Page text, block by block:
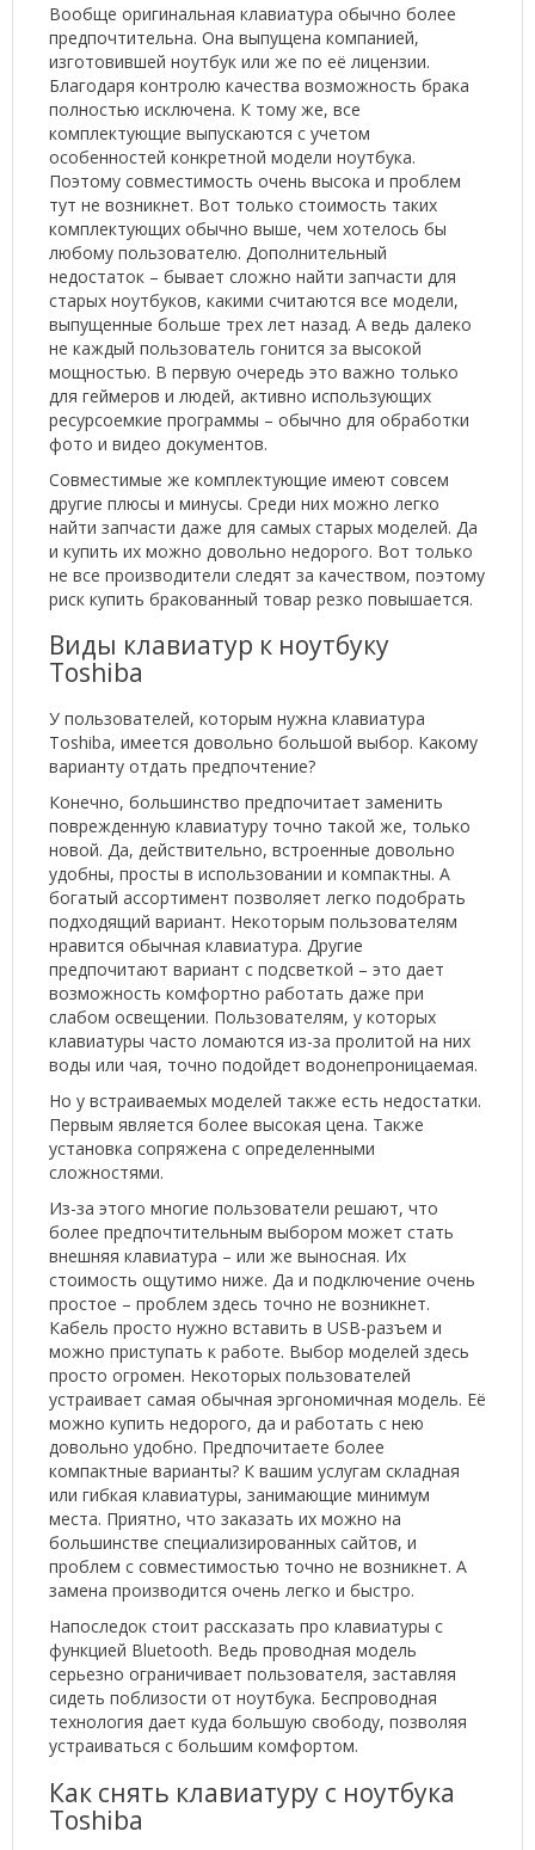
Вообще оригинальная клавиатура обычно более
предпочтительна. Она выпущена компанией,
изготовившей ноутбук или же по её лицензии.
Благодаря контролю качества возможность брака
полностью исключена. К тому же, все
комплектующие выпускаются с учетом
особенностей конкретной модели ноутбука.
Поэтому совместимость очень высока и проблем
тут не возникнет. Вот только стоимость таких
комплектующих обычно выше, чем хотелось бы
любому пользователю. Дополнительный
недостаток – бывает сложно найти запчасти для
старых ноутбуков, какими считаются все модели,
выпущенные больше трех лет назад. А ведь далеко
не каждый пользователь гонится за высокой
мощностью. В первую очередь это важно только
для геймеров и людей, активно использующих
ресурсоемкие программы – обычно для обработки
фото и видео документов.
Совместимые же комплектующие имеют совсем
другие плюсы и минусы. Среди них можно легко
найти запчасти даже для самых старых моделей. Да
и купить их можно довольно недорого. Вот только
не все производители следят за качеством, поэтому
риск купить бракованный товар резко повышается.
Виды клавиатур к ноутбуку
Toshiba
У пользователей, которым нужна клавиатура
Toshiba, имеется довольно большой выбор. Какому
варианту отдать предпочтение?
Конечно, большинство предпочитает заменить
поврежденную клавиатуру точно такой же, только
новой. Да, действительно, встроенные довольно
удобны, просты в использовании и компактны. А
богатый ассортимент позволяет легко подобрать
подходящий вариант. Некоторым пользователям
нравится обычная клавиатура. Другие
предпочитают вариант с подсветкой – это дает
возможность комфортно работать даже при
слабом освещении. Пользователям, у которых
клавиатуры часто ломаются из-за пролитой на них
воды или чая, точно подойдет водонепроницаемая.
Но у встраиваемых моделей также есть недостатки.
Первым является более высокая цена. Также
установка сопряжена с определенными
сложностями.
Из-за этого многие пользователи решают, что
более предпочтительным выбором может стать
внешняя клавиатура – или же выносная. Их
стоимость ощутимо ниже. Да и подключение очень
простое – проблем здесь точно не возникнет.
Кабель просто нужно вставить в USB-разъем и
можно приступать к работе. Выбор моделей здесь
просто огромен. Некоторых пользователей
устраивает самая обычная эргономичная модель. Её
можно купить недорого, да и работать с нею
довольно удобно. Предпочитаете более
компактные варианты? К вашим услугам складная
или гибкая клавиатуры, занимающие минимум
места. Приятно, что заказать их можно на
большинстве специализированных сайтов, и
проблем с совместимостью точно не возникнет. А
замена производится очень легко и быстро.
Напоследок стоит рассказать про клавиатуры с
функцией Bluetooth. Ведь проводная модель
серьезно ограничивает пользователя, заставляя
сидеть поблизости от ноутбука. Беспроводная
технология дает куда большую свободу, позволяя
устраиваться с большим комфортом.
Как снять клавиатуру с ноутбука
Toshiba